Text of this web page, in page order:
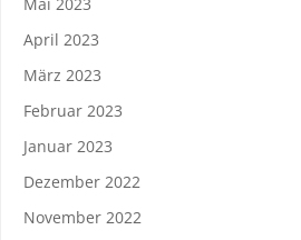
April 2023
März 2023
Februar 2023
Januar 2023
Dezember 2022
November 2022